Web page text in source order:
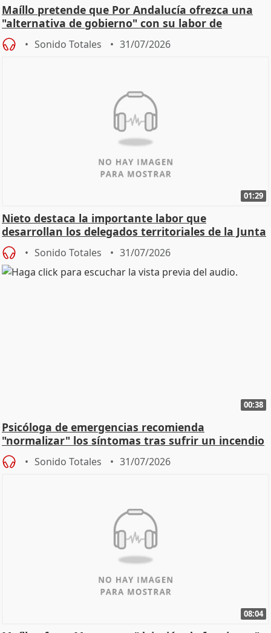
Maíllo pretende que Por Andalucía ofrezca una
"alternativa de gobierno" con su labor de
oposición
Sonido Totales 31/07/2026
01:29
Nieto destaca la importante labor que
desarrollan los delegados territoriales de la Junta
Sonido Totales 31/07/2026
00:38
Psicóloga de emergencias recomienda
"normalizar" los síntomas tras sufrir un incendio
Sonido Totales 31/07/2026
08:04